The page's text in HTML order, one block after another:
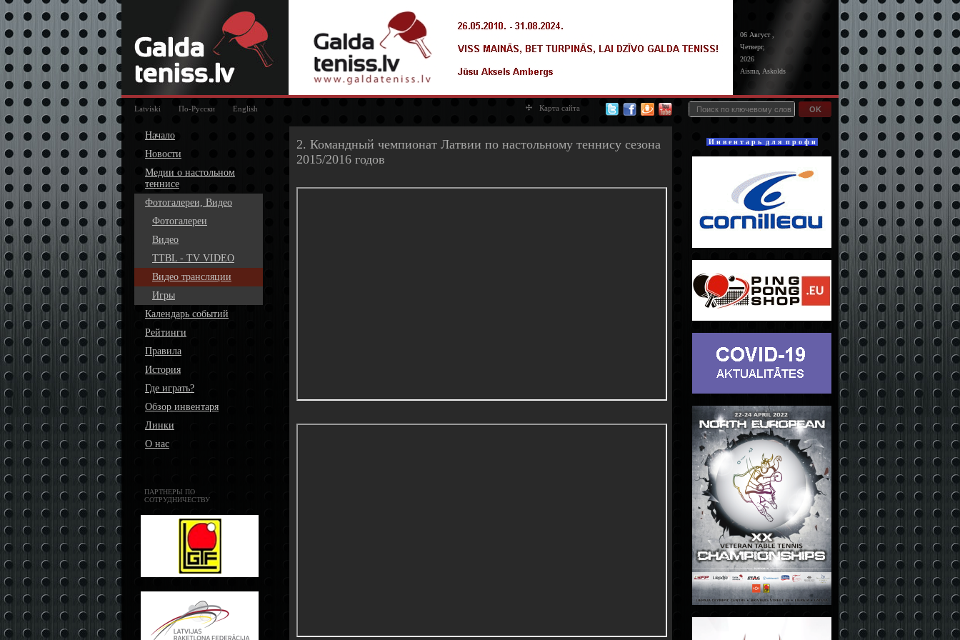
06 Август ,
Четверг,
2026
Aisma, Askolds
OK
Latviski По-Русски English Карта сайта
Начало
Новости
Медии о настольном
теннисе
Фотогалереи, Видео
Фотогалереи
Видео
TTBL - TV VIDEO
Видео трансляции
Игры
Календарь событий
Рейтинги
Правила
История
Где играть?
Обзор инвентаря
Линки
О нас
ПАРТНЕРЫ ПО
СОТРУДНИЧЕСТВУ
2. Командный чемпионат Латвии по настольному теннису сезона
2015/2016 годов
И н в е н т а р ь д л я п р о ф и